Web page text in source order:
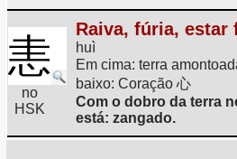
恚
no
HSK
Raiva, fúria, estar
huì
Em cima: terra
baixo: Coração 心
Com o dobro da terra
está: zangado.